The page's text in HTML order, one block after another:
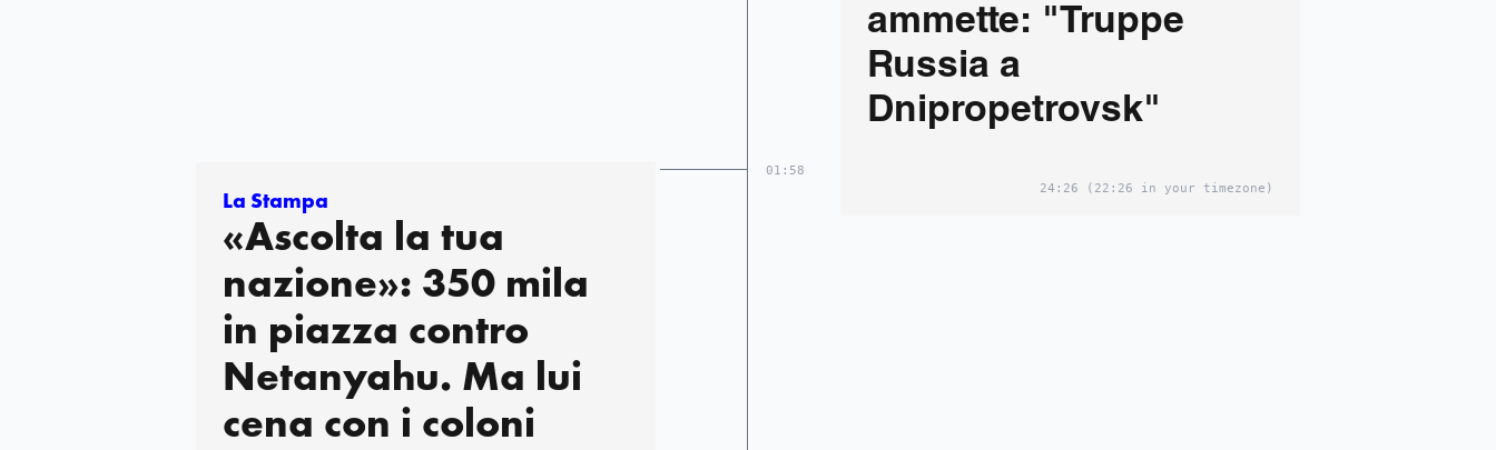
ammette: "Truppe
Russia a
Dnipropetrovsk"
24:26 (22:26 in your timezone)
01:58
La Stampa
«Ascolta la tua
nazione»: 350 mila
in piazza contro
Netanyahu. Ma lui
cena con i coloni